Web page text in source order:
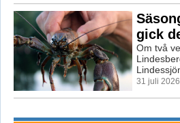
gick
Om två
31 juli